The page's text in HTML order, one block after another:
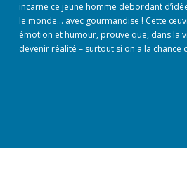
incarne ce jeune homme débordant
le monde… avec gourmandise ! Cette
émotion et humour, prouve que, dans la
devenir réalité – surtout si on a la chance